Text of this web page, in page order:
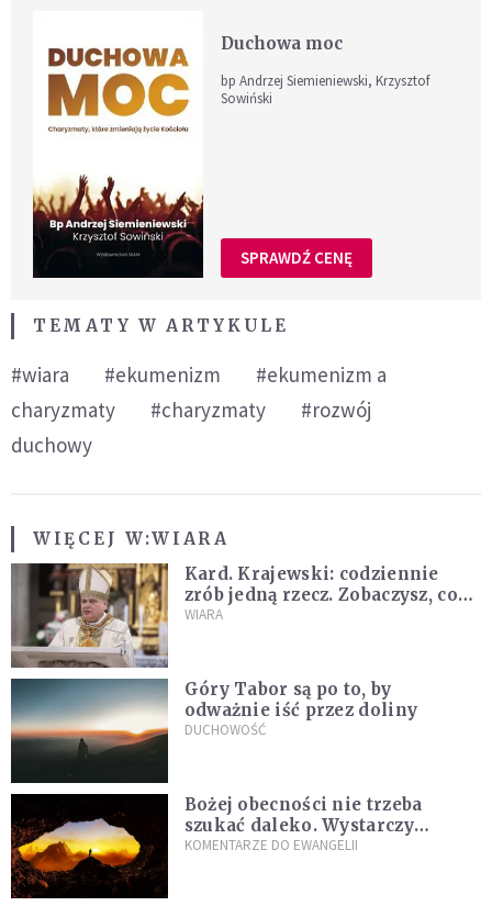
Duchowa moc
bp Andrzej Siemieniewski, Krzysztof
Sowiński
SPRAWDŹ CENĘ
TEMATY W ARTYKULE
#wiara #ekumenizm
#ekumenizm a
charyzmaty
#charyzmaty
#rozwój
duchowy
WIĘCEJ W:WIARA
Kard. Krajewski: codziennie
zrób jedną rzecz. Zobaczysz, co
stanie się z twoim życiem
WIARA
Góry Tabor są po to, by
odważnie iść przez doliny
DUCHOWOŚĆ
Bożej obecności nie trzeba
szukać daleko. Wystarczy
nauczyć się słuchać
KOMENTARZE DO EWANGELII